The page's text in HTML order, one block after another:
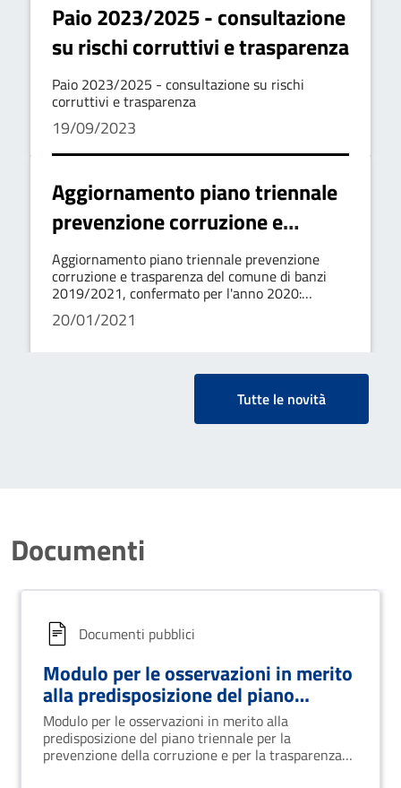
Paio 2023/2025 - consultazione
su rischi corruttivi e trasparenza
Paio 2023/2025 - consultazione su rischi
corruttivi e trasparenza
19/09/2023
Aggiornamento piano triennale
prevenzione corruzione e
trasparenza del comune di banzi
2019/2021, confermato per
l'anno 2020: consultazione
Aggiornamento piano triennale prevenzione
corruzione e trasparenza del comune di banzi
2019/2021, confermato per l'anno 2020:
consultazione pubblica
20/01/2021
Tutte le novità
Documenti
Documenti pubblici
Modulo per le osservazioni in merito
alla predisposizione del piano
triennale per la prevenzione della
corruzione e per la trasparenza
Modulo per le osservazioni in merito alla
predisposizione del piano triennale per la
prevenzione della corruzione e per la trasparenza